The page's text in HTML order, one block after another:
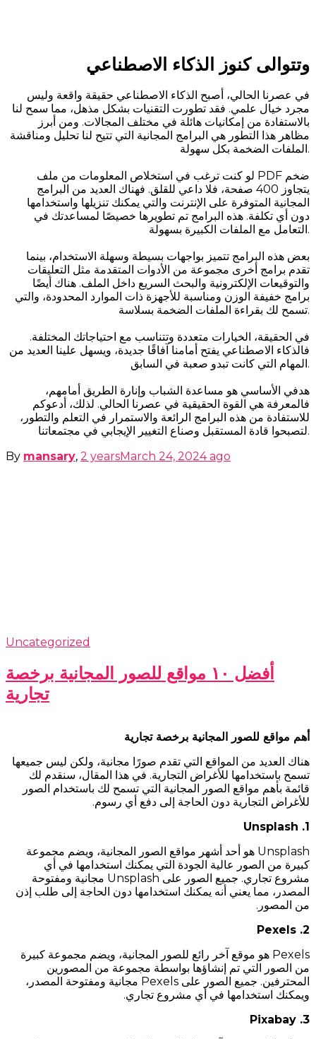
وتتوالى كنوز الذكاء الاصطناعي
في عصرنا الحالي، أصبح الذكاء الاصطناعي حقيقة واقعة وليس
مجرد خيال علمي. فقد تطورت التقنيات بشكل مذهل، مما سمح لنا
بالاستفادة من إمكانيات هائلة في مختلف المجالات. ومن أبرز
مظاهر هذا التطور هي البرامج المجانية التي تتيح لنا تحليل ومناقشة
الملفات الضخمة بكل سهولة.
لو كنت ترغب في استخلاص المعلومات من ملف PDF ضخم
يتجاوز 400 صفحة، فلا داعي للقلق. فهناك العديد من البرامج
المجانية المتوفرة على الإنترنت والتي يمكنك تنزيلها واستخدامها
دون أي تكلفة. هذه البرامج تم تطويرها خصيصًا لمساعدتك في
التعامل مع الملفات الكبيرة بسهولة.
بعض هذه البرامج تتميز بواجهات بسيطة وسهلة الاستخدام، بينما
تقدم برامج أخرى مجموعة من الأدوات المتقدمة مثل التعليقات
والتوقيعات الإلكترونية والبحث السريع داخل الملف. هناك أيضًا
برامج خفيفة الوزن ومناسبة للأجهزة ذات الموارد المحدودة، والتي
تسمح لك بقراءة الملفات الضخمة بسلاسة.
في الحقيقة، الخيارات متعددة وتتناسب مع احتياجاتك المختلفة.
فالذكاء الاصطناعي يفتح أمامنا آفاقًا جديدة، ويسهل علينا العديد من
المهام التي كانت تبدو صعبة في السابق.
هدفي الأساسي هو مساعدة الشباب وإنارة الطريق أمامهم،
فالمعرفة هي القوة الحقيقية في عصرنا الحالي. لذلك، أدعوكم
للاستفادة من هذه البرامج الرائعة والاستمرار في التعلم والتطور،
لتصبحوا قادة المستقبل وصناع التغيير الإيجابي في مجتمعاتنا.
By mansary, 2 yearsMarch 24, 2024ago
Uncategorized
أفضل ١٠ مواقع للصور المجانية برخصة
تجارية
أهم مواقع للصور المجانية برخصة تجارية
هناك العديد من المواقع التي تقدم صورًا مجانية، ولكن ليس جميعها
تسمح باستخدامها للأغراض التجارية. في هذا المقال، سنقدم لك
قائمة بأهم مواقع الصور المجانية التي تسمح لك باستخدام الصور
للأغراض التجارية دون الحاجة إلى دفع أي رسوم.
1. Unsplash
Unsplash هو أحد أشهر مواقع الصور المجانية، ويضم مجموعة
كبيرة من الصور عالية الجودة التي يمكنك استخدامها في أي
مشروع تجاري. جميع الصور على Unsplash مجانية ومفتوحة
المصدر، مما يعني أنه يمكنك استخدامها دون الحاجة إلى طلب إذن
من المصور.
2. Pexels
Pexels هو موقع آخر رائع للصور المجانية، ويضم مجموعة كبيرة
من الصور التي تم إنشاؤها بواسطة مجموعة من المصورين
المحترفين. جميع الصور على Pexels مجانية ومفتوحة المصدر،
ويمكنك استخدامها في أي مشروع تجاري.
3. Pixabay